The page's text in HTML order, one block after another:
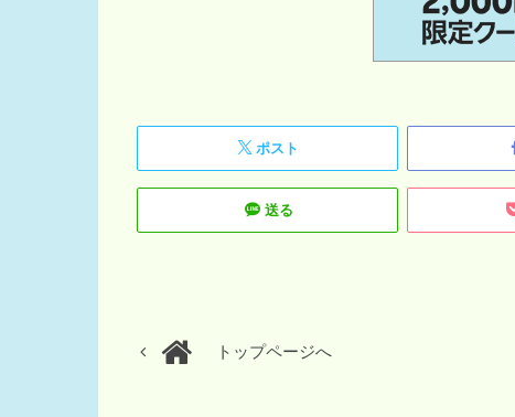
ポスト
送る
トップページへ